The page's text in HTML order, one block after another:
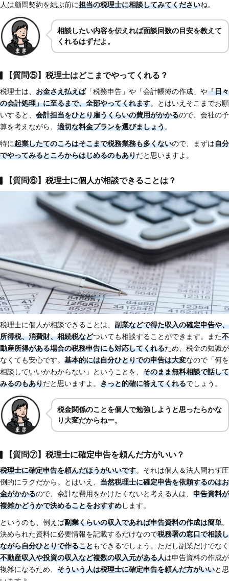
人は顧問契約を結ぶ前に担当の税理士に相談してみてくださいね。
相談したい内容を伝えれば面談回数の目安を教えて
くれるはずだよ。
【質問⑤】税理士はどこまでやってくれる？
税理士は、 お金さえ払えば「税務申告」や「会計帳簿の作成」や「日々
の会計処理」に至るまで、全部やってくれます。とはいえそこまでお願
いすると、 会計担当をひとり雇うくらいの費用がかかるので、会社の予
算を考えながら、 適切な料金プランを選びましょう。
特に起業したてのころはそこまで税務業務も多くないので、まずは自分
でやってみるところからはじめるのもありだと思いますよ。
【質問⑥】税理士に個人が相談できることは？
税理士に個人が相談できることは、 副業などで得た収入の確定申告や、
所得税、消費財、相続税などついても相談することができます。また不
動産所得がある場合の税務申告にも対応してくれるため、税金の知識が
なくても安心です。 基本的には自分ひとりでの申告は大変なので「何を
相談していいかわからない」ということを、 そのまま無料相談で話して
みるのもありだと思いますよ。 きっと的確に答えてくれるでしょう。
税金関係のことを個人で勉強しようと思ったらかな
り大変だからねー。
【質問⑦】税理士に確定申告を頼んだ方がいい？
税理士に確定申告を頼んだほうがいいです。それは個人＆法人問わず圧
倒的にラクだから。とはいえ、 当然税理士に確定申告を依頼するのはお
金がかかるので、余計な費用をかけたくないと考える人は、 申告資料が
複雑かどうかで決めることをおすすめします。
というのも、例えば副業くらいの収入であれば申告資料の作成は簡単。
決められた資料に必要情報を記載するだけなので税務署の窓口で相談し
ながら自分ひとりで作ることもできるでしょう。ただし副業だけでなく
不動産収入や投資の収入など複数の収入元がある人は申告資料の作成が
複雑になるため、 そういう人は税理士に確定申告を頼んだ方がいいと思